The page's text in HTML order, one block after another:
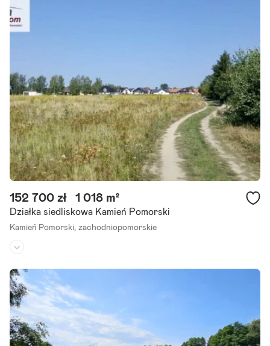
Działka w pierwszej linii brzegowej bezpośredni dostęp do Zalewu K
amieńskiego - Półwysep Żółcino / Kamień Pomorski Oferujemy na s
Szczegóły ogłoszenia
Działka siedliskowa Kamień Pomorski
Kamień Pomorski, zachodniopomorskie
152 700 zł 1 018 m²
Dojazd:
Kształt:-
Polecamy Państwu bardzo atrakcyjną działkę położoną w Kamieniu
Pomorskim w obrębie Chrząszczewo. Nieruchomość o powierzchn